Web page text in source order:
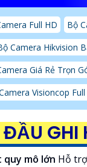
Full HD
Bộ
Camera Hikvision
Giá Rẻ Trọn
Visioncop
GHI
quy mô lớn Hỗ